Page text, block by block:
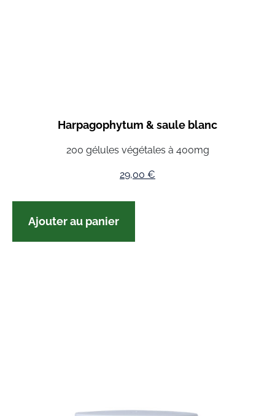
Harpagophytum & saule blanc
200 gélules végétales à 400mg
29,00 €
Ajouter au panier